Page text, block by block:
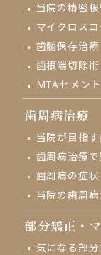
当院の精密
マイクロス
⻭髄保存治療
歯根端切除術
MTAセメン
歯周病治療
当院が目指
歯周病治療
歯周病の症
当院の歯周
部分矯正・
気になる部